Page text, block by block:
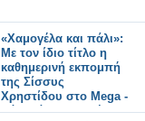
«Χαμογέλα και πάλι»:
Με τον ίδιο τίτλο η
καθημερινή εκπομπή
της Σίσσυς
Χρηστίδου στο Mega -
Πότε κάνει πρεμιέρα;